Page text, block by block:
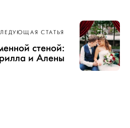
СТАТЬЯ
стеной:
и Алены